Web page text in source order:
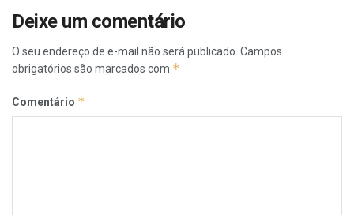
Deixe um comentário
O seu endereço de e-mail não será publicado. Campos
obrigatórios são marcados com *
Comentário *